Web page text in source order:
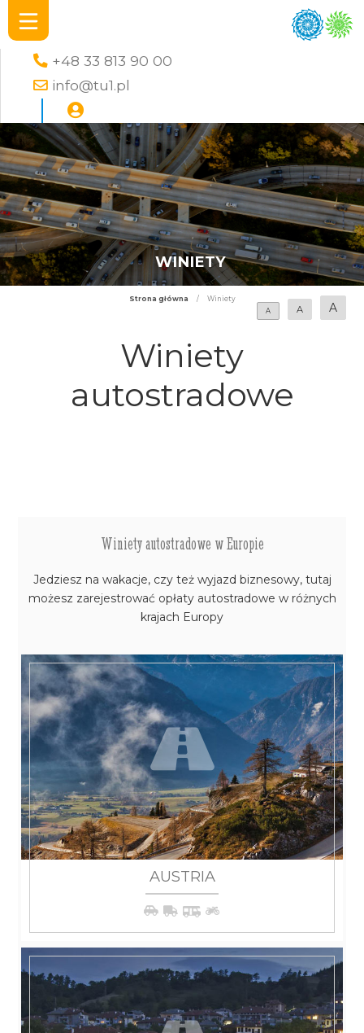
+48 33 813 90 00
info@tu1.pl
WINIETY
Strona główna /
Winiety
A
A A
Winiety
autostradowe
Winiety autostradowe w Europie
Jedziesz na wakacje, czy też wyjazd biznesowy, tutaj
możesz zarejestrować opłaty autostradowe w różnych
krajach Europy
AUSTRIA